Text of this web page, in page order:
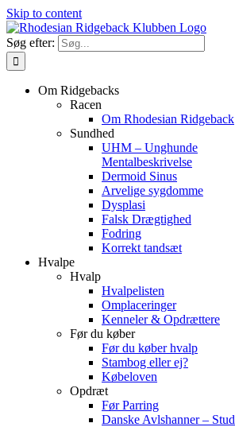
Skip to content
Søg efter:
Om Ridgebacks
Racen
Om Rhodesian Ridgeback
Sundhed
UHM – Unghunde
Mentalbeskrivelse
Dermoid Sinus
Arvelige sygdomme
Dysplasi
Falsk Drægtighed
Fodring
Korrekt tandsæt
Hvalpe
Hvalp
Hvalpelisten
Omplaceringer
Kenneler & Opdrættere
Før du køber
Før du køber hvalp
Stambog eller ej?
Købeloven
Opdræt
Før Parring
Danske Avlshanner –